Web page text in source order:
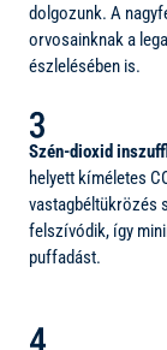
dolgozunk. A
orvosainknak a
észlelésében is.
Szén-dioxid
helyett kíméletes
vastagbéltükrözés
felszívódik, így
puffadást.